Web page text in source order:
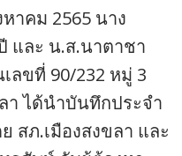
หาคม 2565 นาง
และ น.ส.นาตาชา
ลขที่ 90/232 หมู่ 3
า ได้นำบันทึกประจำ
สภ.เมืองสงขลา และ